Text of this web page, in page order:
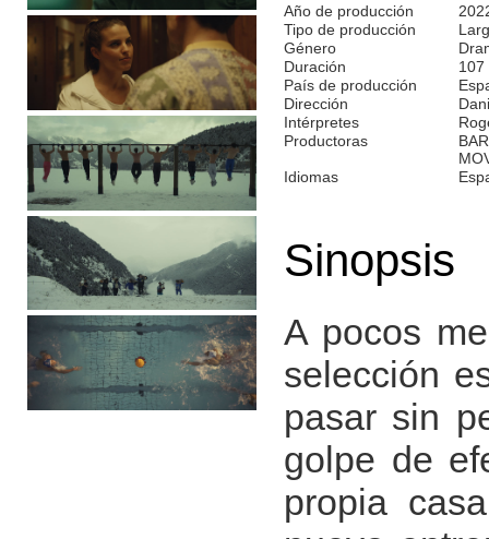
Año de producción
Tipo de producción
Género
Duración
107
País de producción
Dirección
Intérpretes
Productoras
Idiomas
Sinopsis
A pocos
selección
pasar sin
golpe de
propia